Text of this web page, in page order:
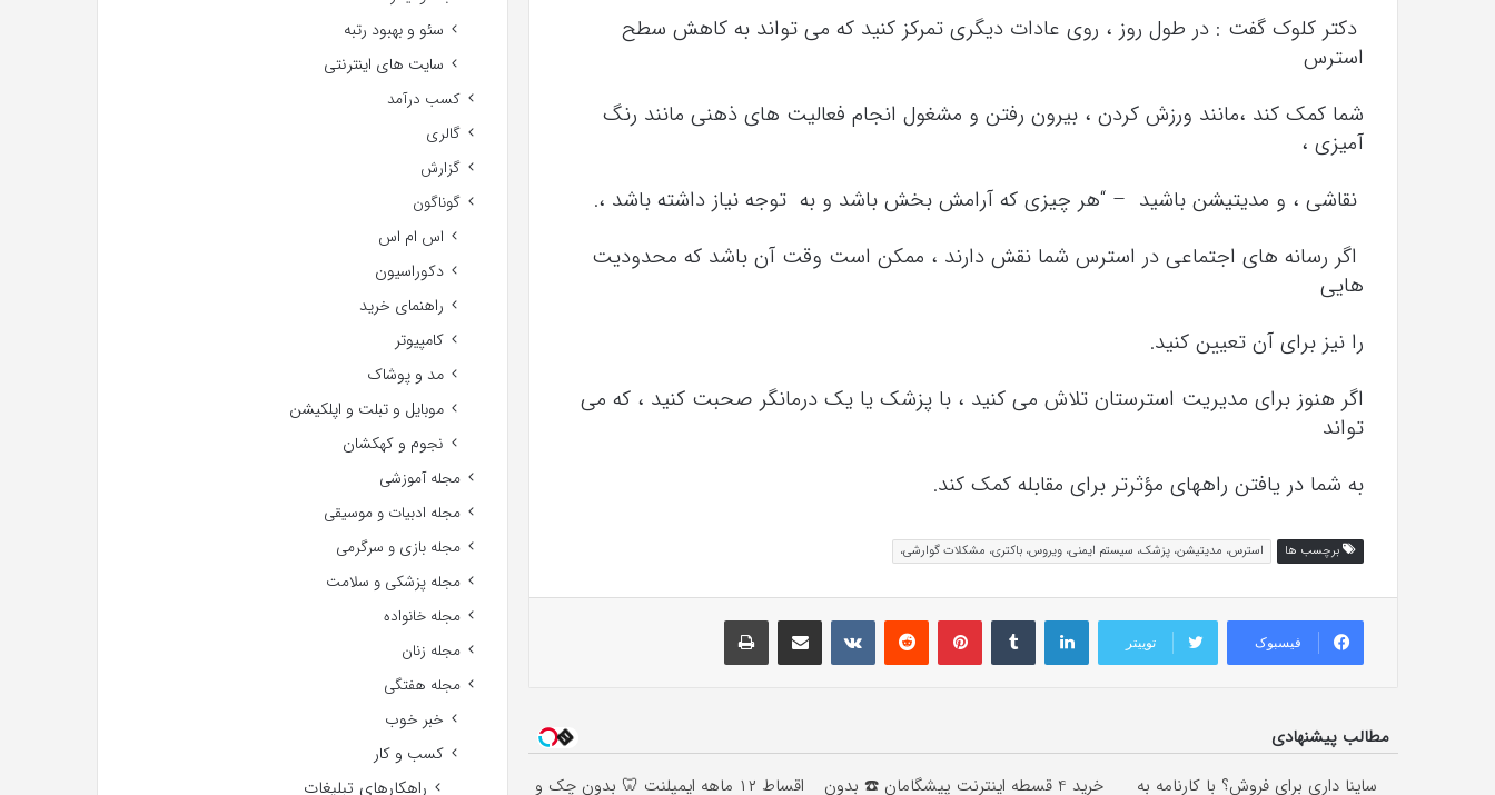
دکتر کلوک گفت : در طول روز ، روی عادات دیگری تمرکز کنید که می تواند به کاهش سطح
استرس
شما کمک کند ،مانند ورزش کردن ، بیرون رفتن و مشغول انجام فعالیت های ذهنی مانند رنگ
آمیزی ،
نقاشی ، و مدیتیشن باشید – “هر چیزی که آرامش بخش باشد و به توجه نیاز داشته باشد ،.
اگر رسانه های اجتماعی در استرس شما نقش دارند ، ممکن است وقت آن باشد که محدودیت
هایی
را نیز برای آن تعیین کنید.
اگر هنوز برای مدیریت استرستان تلاش می کنید ، با پزشک یا یک درمانگر صحبت کنید ، که می
تواند
به شما در یافتن راههای مؤثرتر برای مقابله کمک کند.
برچسب ها استرس، مدیتیشن، پزشک، سیستم ایمنی، ویروس، باکتری، مشکلات گوارشی،
فیسبوک توییتر
لینکداینتامبلر پینتریستReddit
VKontakteاشتراک گذاری با ایمیل چاپ
مطالب پیشنهادی
ساینا داری برای فروش؟ با کارنامه به
خرید 4 قسطه اینترنت پیشگامان ☎️ بدون اقساط ۱۲ ماهه ایمپلنت 🦷 بدون چک و
سئو و بهبود رتبه
سایت های اینترنتی
کسب درآمد
گالری
گزارش
گوناگون
اس ام اس
دکوراسیون
راهنمای خرید
کامپیوتر
مد و پوشاک
موبایل و تبلت و اپلکیشن
نجوم و کهکشان
مجله آموزشی
مجله ادبیات و موسیقی
مجله بازی و سرگرمی
مجله پزشکی و سلامت
مجله خانواده
مجله زنان
مجله هفتگی
خبر خوب
کسب و کار
راهکارهای تبلیغات